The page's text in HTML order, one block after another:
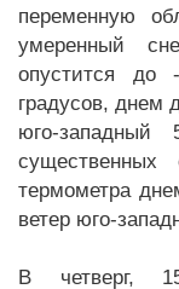
переменную
умеренный
опустится
градусов, днем
юго-
существенных
термометра
ветер юго-
В четверг,